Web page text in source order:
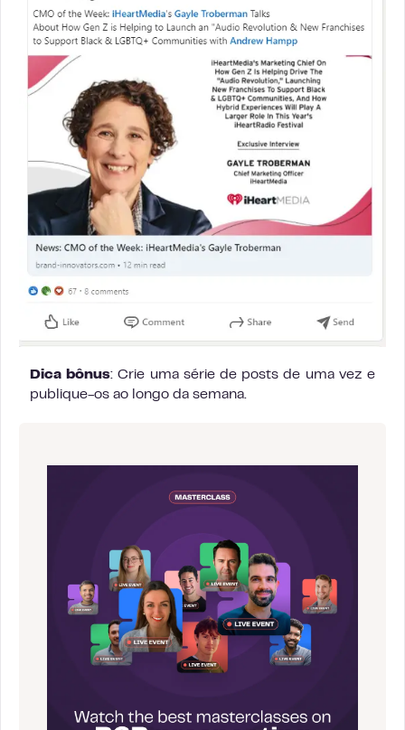
Dica bônus: Crie uma série de posts de uma vez e
publique-os ao longo da semana.